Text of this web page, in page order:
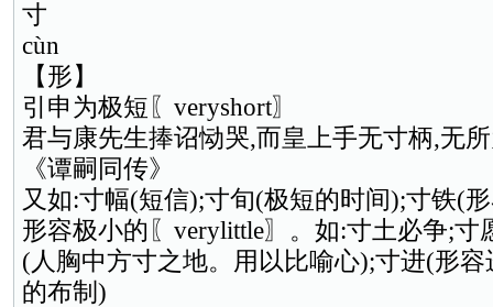
寸
cùn
【形】
引申为极短〖veryshort〗
君与康先生捧诏恸哭,而皇上手无寸柄,无
《谭嗣同传》
又如:寸幅(短信);寸旬(极短的时间);寸铁(
形容极小的〖verylittle〗。如:寸土必争;寸
(人胸中方寸之地。用以比喻心);寸进(形
的布制)